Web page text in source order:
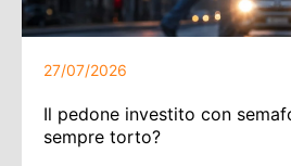
27/07/2026
Il pedone investito con
sempre torto?